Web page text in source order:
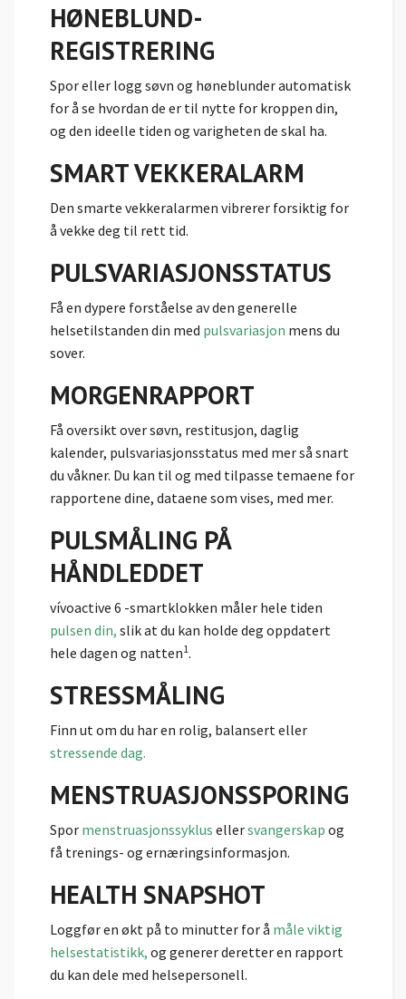
HØNEBLUND­
REGISTRERING
Spor eller logg søvn og høneblunder automatisk
for å se hvordan de er til nytte for kroppen din,
og den ideelle tiden og varigheten de skal ha.
SMART VEKKERALARM
Den smarte vekkeralarmen vibrerer forsiktig for
å vekke deg til rett tid.
PULSVARIASJONS­STATUS
Få en dypere forståelse av den generelle
helsetilstanden din med pulsvariasjon mens du
sover.
MORGENRAPPORT
Få oversikt over søvn, restitusjon, daglig
kalender, pulsvariasjonsstatus med mer så snart
du våkner. Du kan til og med tilpasse temaene for
rapportene dine, dataene som vises, med mer.
PULSMÅLING PÅ
HÅNDLEDDET
vívoactive 6 -smartklokken måler hele tiden
pulsen din, slik at du kan holde deg oppdatert
hele dagen og natten1.
STRESSMÅLING
Finn ut om du har en rolig, balansert eller
stressende dag.
MENSTRUASJONS­SPORING
Spor menstruasjonssyklus ellersvangerskap og
få trenings- og ernæringsinformasjon.
HEALTH SNAPSHOT
Loggfør en økt på to minutter for å måle viktig
helsestatistikk, og generer deretter en rapport
du kan dele med helsepersonell.